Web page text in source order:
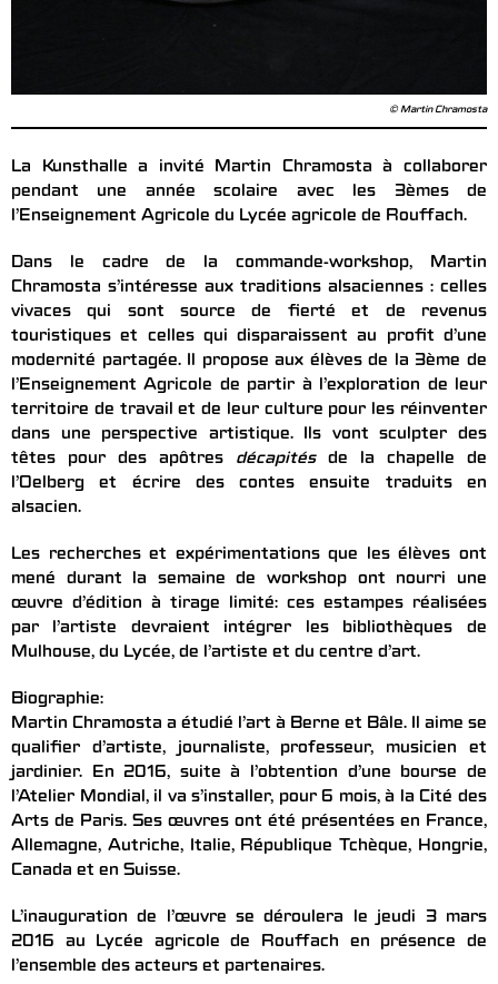
© Martin Chramosta
La Kunsthalle a invité Martin Chramosta à collaborer
pendant une année scolaire avec les 3èmes de
l’Enseignement Agricole du Lycée agricole de Rouffach.
Dans le cadre de la commande-workshop, Martin
Chramosta s’intéresse aux traditions alsaciennes : celles
vivaces qui sont source de fierté et de revenus
touristiques et celles qui disparaissent au profit d’une
modernité partagée. Il propose aux élèves de la 3ème de
l’Enseignement Agricole de partir à l’exploration de leur
territoire de travail et de leur culture pour les réinventer
dans une perspective artistique. Ils vont sculpter des
têtes pour des apôtres décapités de la chapelle de
l’Oelberg et écrire des contes ensuite traduits en
alsacien.
Les recherches et expérimentations que les élèves ont
mené durant la semaine de workshop ont nourri une
œuvre d’édition à tirage limité: ces estampes réalisées
par l’artiste devraient intégrer les bibliothèques de
Mulhouse, du Lycée, de l’artiste et du centre d’art.
Biographie:
Martin Chramosta a étudié l’art à Berne et Bâle. Il aime se
qualifier d’artiste, journaliste, professeur, musicien et
jardinier. En 2016, suite à l’obtention d’une bourse de
l’Atelier Mondial, il va s’installer, pour 6 mois, à la Cité des
Arts de Paris. Ses œuvres ont été présentées en France,
Allemagne, Autriche, Italie, République Tchèque, Hongrie,
Canada et en Suisse.
L’inauguration de l’œuvre se déroulera le jeudi 3 mars
2016 au Lycée agricole de Rouffach en présence de
l’ensemble des acteurs et partenaires.